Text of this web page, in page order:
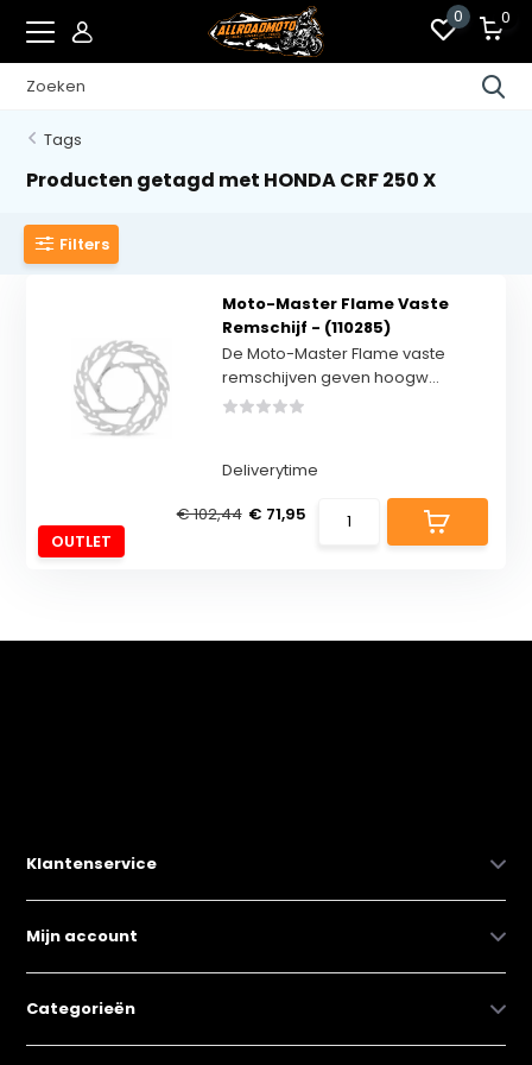
0 0
Tags
Producten getagd met HONDA CRF 250 X
Filters
OUTLET
Moto-Master Flame Vaste
Remschijf - (110285)
De Moto-Master Flame vaste
remschijven geven hoogw...
Deliverytime
€ 102,44 € 71,95
Klantenservice
Mijn account
Categorieën